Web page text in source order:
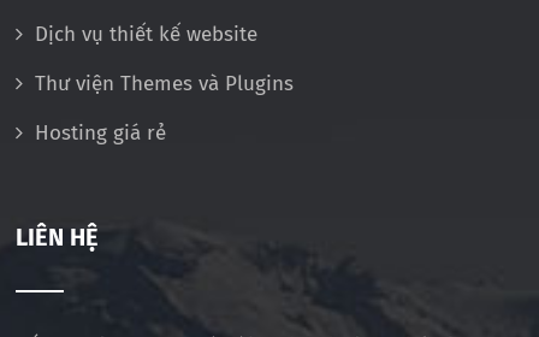
Dịch vụ thiết kế website
Thư viện Themes và Plugins
Hosting giá rẻ
LIÊN HỆ